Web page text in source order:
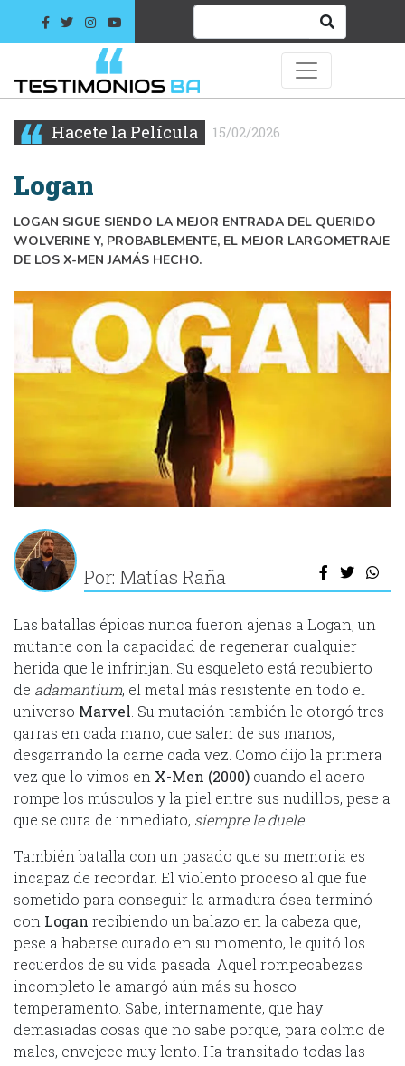
Hacete la Película 15/02/2026
Logan
LOGAN SIGUE SIENDO LA MEJOR ENTRADA DEL QUERIDO
WOLVERINE Y, PROBABLEMENTE, EL MEJOR LARGOMETRAJE
DE LOS X-MEN JAMÁS HECHO.
Por: Matías Raña
Las batallas épicas nunca fueron ajenas a Logan, un
mutante con la capacidad de regenerar cualquier
herida que le infrinjan. Su esqueleto está recubierto
de adamantium, el metal más resistente en todo el
universo Marvel . Su mutación también le otorgó tres
garras en cada mano, que salen de sus manos,
desgarrando la carne cada vez. Como dijo la primera
vez que lo vimos en X-Men (2000) cuando el acero
rompe los músculos y la piel entre sus nudillos, pese a
que se cura de inmediato, siempre le duele.
También batalla con un pasado que su memoria es
incapaz de recordar. El violento proceso al que fue
sometido para conseguir la armadura ósea terminó
con Logan recibiendo un balazo en la cabeza que,
pese a haberse curado en su momento, le quitó los
recuerdos de su vida pasada. Aquel rompecabezas
incompleto le amargó aún más su hosco
temperamento. Sabe, internamente, que hay
demasiadas cosas que no sabe porque, para colmo de
males, envejece muy lento. Ha transitado todas las